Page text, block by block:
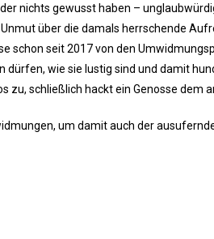
nichts gewusst haben –
über die damals herrschende
schon seit 2017 von den
dürfen, wie sie lustig sind und damit
schließlich hackt ein Genosse dem
um damit auch der